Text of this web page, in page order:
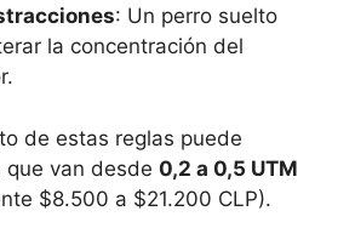
: Un perro suelto
la concentración del
de estas reglas puede
que van desde 0,2 a 0,5 UTM
$8.500 a $21.200 CLP).